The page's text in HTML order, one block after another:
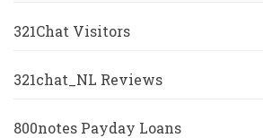
321Chat Visitors
321chat_NL Reviews
800notes Payday Loans